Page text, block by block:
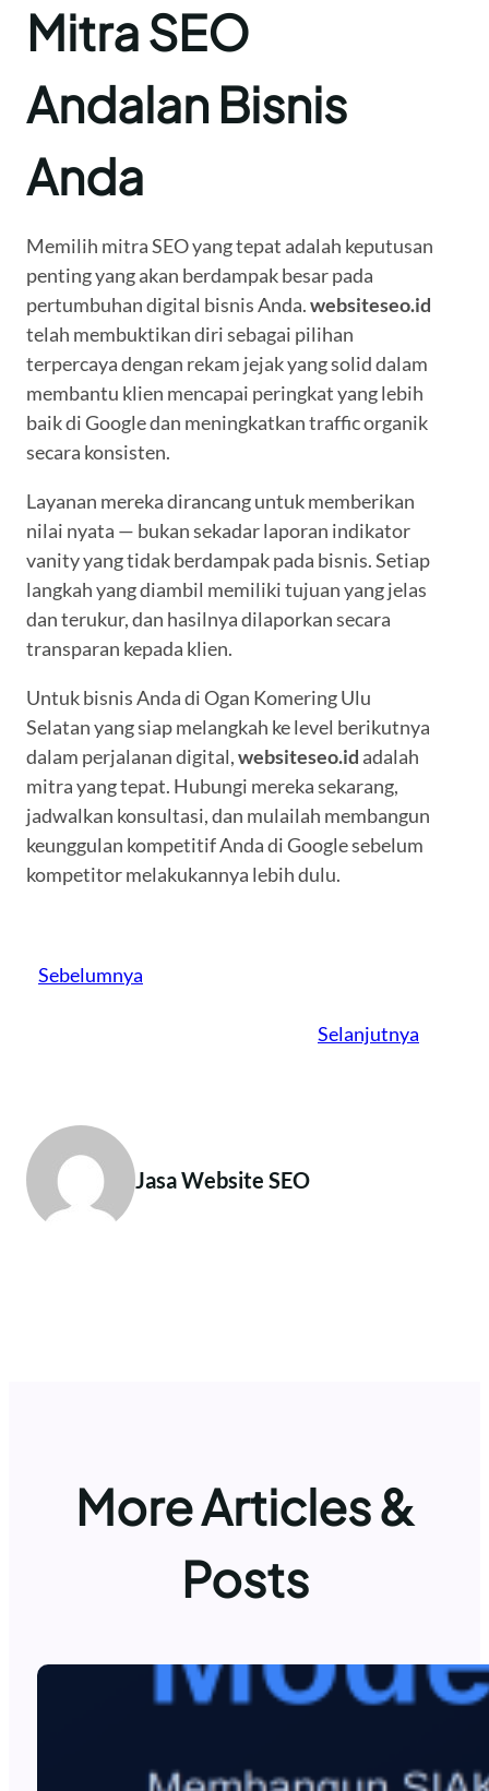
Mitra SEO
Andalan Bisnis
Anda
Memilih mitra SEO yang tepat adalah keputusan
penting yang akan berdampak besar pada
pertumbuhan digital bisnis Anda.websiteseo.id
telah membuktikan diri sebagai pilihan
terpercaya dengan rekam jejak yang solid dalam
membantu klien mencapai peringkat yang lebih
baik di Google dan meningkatkan traffic organik
secara konsisten.
Layanan mereka dirancang untuk memberikan
nilai nyata — bukan sekadar laporan indikator
vanity yang tidak berdampak pada bisnis. Setiap
langkah yang diambil memiliki tujuan yang jelas
dan terukur, dan hasilnya dilaporkan secara
transparan kepada klien.
Untuk bisnis Anda di Ogan Komering Ulu
Selatan yang siap melangkah ke level berikutnya
dalam perjalanan digital,websiteseo.id adalah
mitra yang tepat. Hubungi mereka sekarang,
jadwalkan konsultasi, dan mulailah membangun
keunggulan kompetitif Anda di Google sebelum
kompetitor melakukannya lebih dulu.
Sebelumnya
Selanjutnya
Jasa Website SEO
More Articles &
Posts